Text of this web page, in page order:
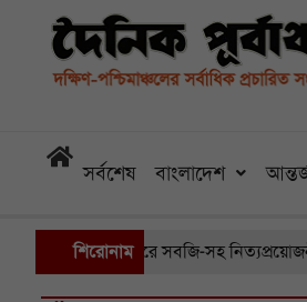
সর্বশেষ বাংলাদেশ
শিরোনাম
বাজারে সবজি-সহ নিত্যপ্রয়োজনীয়